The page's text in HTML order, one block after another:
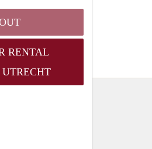
RENTAL
UTRECHT